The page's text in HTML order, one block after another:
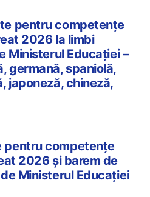
pentru competențe
2026 la limbi
Ministerul Educației –
germană, spaniolă,
japoneză, chineză,
pentru competențe
2026 și barem de
Ministerul Educației